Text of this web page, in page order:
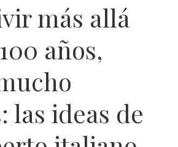
más allá
años,
las ideas de